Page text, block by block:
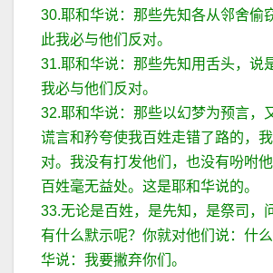
30.耶和华说：那些先知各从邻舍偷
此我必与他们反对。
31.耶和华说：那些先知用舌头，说
我必与他们反对。
32.耶和华说：那些以幻梦为预言，
谎言和矜夸使我百姓走错了路的，
对。我没有打发他们，也没有吩咐
百姓毫无益处。这是耶和华说的。
33.无论是百姓，是先知，是祭司，
有什么默示呢？你就对他们说：什
华说：我要撇弃你们。